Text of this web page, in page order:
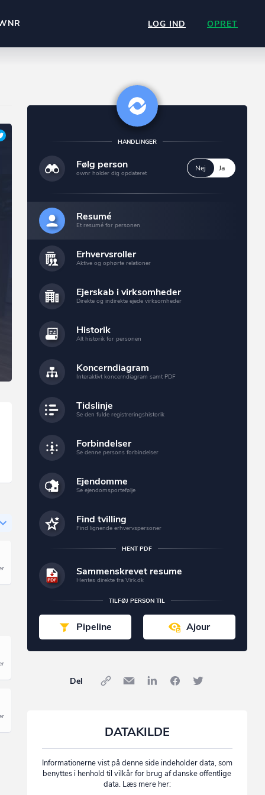
LOG IND OPRET
HANDLINGER
Følg person
ownr holder dig opdateret
Nej Ja
Resumé
Et resumé for personen
Erhvervsroller
Aktive og ophørte relationer
Ejerskab i virksomheder
Direkte og indirekte ejede virksomheder
Historik
Alt historik for personen
Koncerndiagram
Interaktivt koncerndiagram samt PDF
Tidslinje
Se den fulde registreringshistorik
Forbindelser
Se denne persons forbindelser
Ejendomme
Se ejendomsportefølje
Find tvilling
Find lignende erhvervspersoner
HENT PDF
Sammenskrevet resume
Hentes direkte fra Virk.dk
TILFØJ PERSON TIL
Pipeline Ajour
Del
DATAKILDE
Informationerne vist på denne side indeholder data, som
benyttes i henhold til vilkår for brug af danske offentlige
data. Læs mere her: